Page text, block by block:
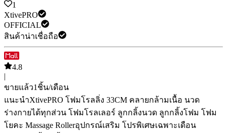
1
XtivePRO
OFFICIAL
สินค้าน่าเชื่อถือ
4.8
|
ขายแล้ว1 ชิ้น/เดือน
แนะนำXtivePRO โฟมโรลลิ่ง 33CM คลายกล้ามเนื้อ นวด
ร่างกายได้ทุกส่วน โฟมโรลเลอร์ ลูกกลิ้งนวด ลูกกลิ้งโฟม โฟม
โยคะ Massage Rollerอุปกรณ์เสริม โปรพิเศษเฉพาะเดือน